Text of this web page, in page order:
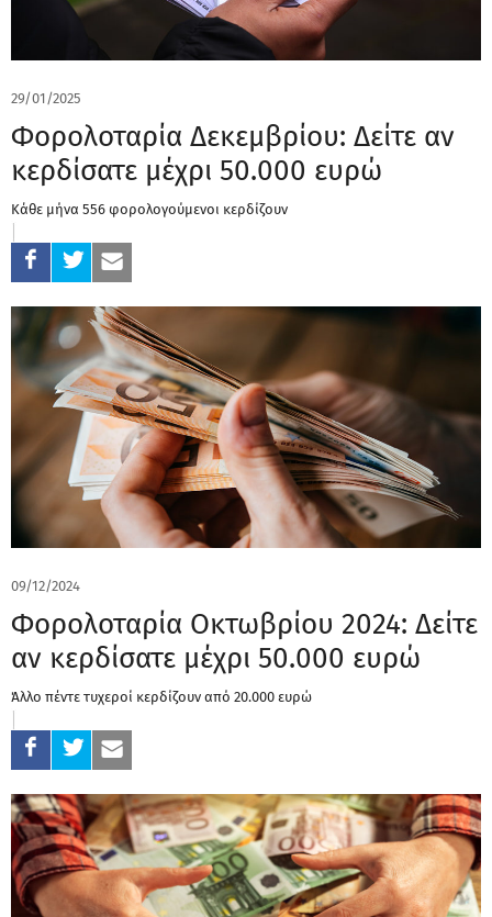
29/01/2025
Φορολοταρία Δεκεμβρίου: Δείτε αν
κερδίσατε μέχρι 50.000 ευρώ
Κάθε μήνα 556 φορολογούμενοι κερδίζουν
09/12/2024
Φορολοταρία Οκτωβρίου 2024: Δείτε
αν κερδίσατε μέχρι 50.000 ευρώ
Άλλο πέντε τυχεροί κερδίζουν από 20.000 ευρώ